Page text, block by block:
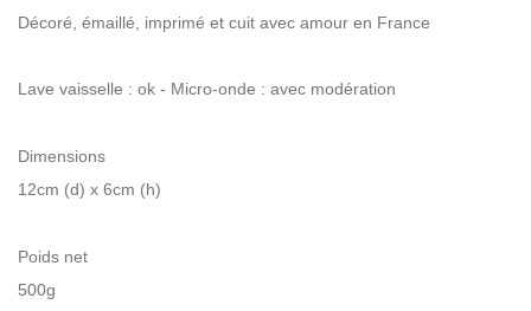
Décoré, émaillé, imprimé et cuit avec amour en France
Lave vaisselle : ok - Micro-onde : avec modération
Dimensions
12cm (d) x 6cm (h)
Poids net
500g